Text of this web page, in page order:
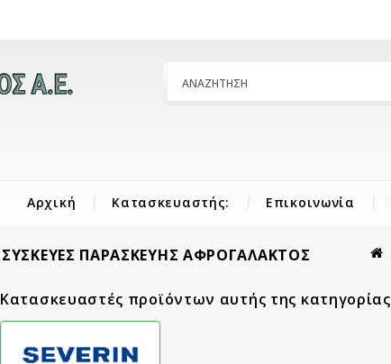
Αρχική Κατασκευαστής: Επικοινωνία
ΣΥΣΚΕΥΈΣ ΠΑΡΑΣΚΕΥΉΣ ΑΦΡΟΓΆΛΑΚΤΟΣ
Κατασκευαστές προϊόντων αυτής της κατηγορίας